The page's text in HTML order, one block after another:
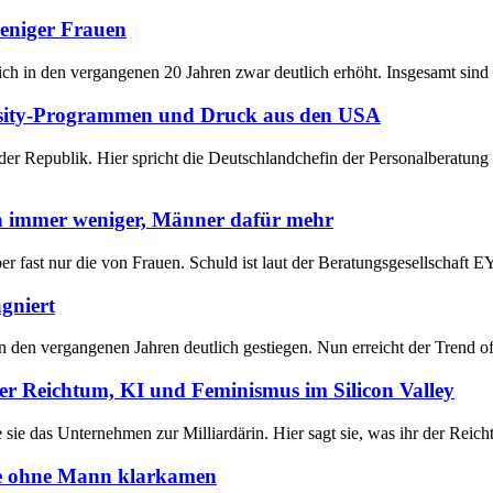
Frauen
in den vergangenen 20 Jahren zwar deutlich erhöht. Insgesamt
Programmen und Druck aus den USA
Republik. Hier spricht die Deutschlandchefin der
immer weniger, Männer dafür mehr
fast nur die von Frauen. Schuld ist laut der Beratungsgesellschaft
vergangenen Jahren deutlich gestiegen. Nun erreicht der Trend
Reichtum, KI und Feminismus im Silicon Valley
das Unternehmen zur Milliardärin. Hier sagt sie, was ihr der
ohne Mann klarkamen